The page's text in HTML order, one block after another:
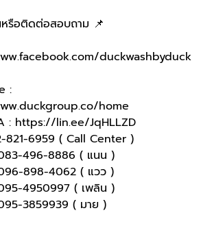
รือติดต่อสอบถาม 📌
duckwashbyduck
:
home
: https://lin.ee/JqHLLZD
821-6959 ( Call Center )
083-496-8886 ( แนน )
096-898-4062 ( แวว )
095-4950997 ( เพลิน )
095-3859939 ( มาย )